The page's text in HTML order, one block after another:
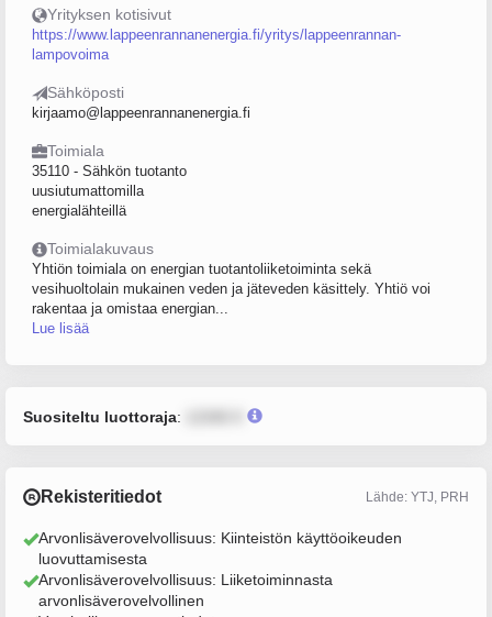
Yrityksen kotisivut
https://www.lappeenrannanenergia.fi/yritys/lappeenrannan-
lampovoima
Sähköposti
kirjaamo@lappeenrannanenergia.fi
Toimiala
35110 - Sähkön tuotanto
uusiutumattomilla
energialähteillä
Toimialakuvaus
Yhtiön toimiala on energian tuotantoliiketoiminta sekä
vesihuoltolain mukainen veden ja jäteveden käsittely. Yhtiö voi
rakentaa ja omistaa energian...
Lue lisää
Suositeltu luottoraja:
Rekisteritiedot Lähde: YTJ, PRH
Arvonlisäverovelvollisuus: Kiinteistön käyttöoikeuden
luovuttamisesta
Arvonlisäverovelvollisuus: Liiketoiminnasta
arvonlisäverovelvollinen